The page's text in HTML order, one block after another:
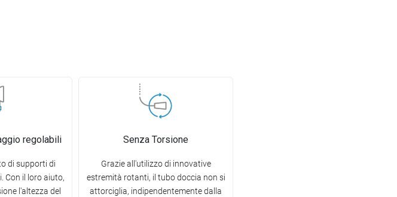
regolabili
di supporti di
Con il loro aiuto,
l'altezza del
Senza Torsione
Grazie all'utilizzo di innovative
estremità rotanti, il tubo doccia non si
attorciglia, indipendentemente dalla